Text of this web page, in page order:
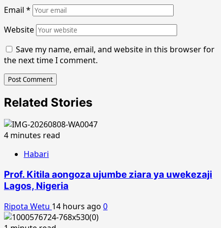
Email *
Website
Save my name, email, and website in this browser for
the next time I comment.
Related Stories
4 minutes read
Habari
Prof. Kitila aongoza ujumbe ziara ya uwekezaji
Lagos, Nigeria
Ripota Wetu 14 hours ago 0